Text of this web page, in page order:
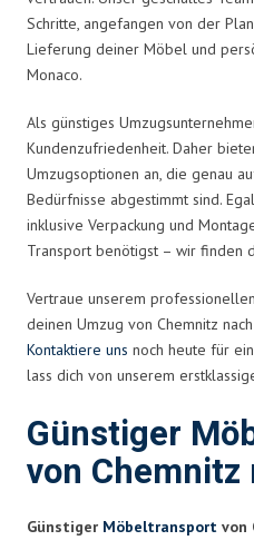
Schritte, angefangen von der
Lieferung deiner Möbel und
Monaco.
Als günstiges
Kundenzufriedenheit. Daher
Umzugsoptionen an, die genau
Bedürfnisse abgestimmt sind.
inklusive Verpackung und
Transport benötigst – wir finden
Vertraue unserem
deinen Umzug von Chemnitz
Kontaktiere uns noch heute für
lass dich von unserem
Günstiger
von
Günstiger Möbeltransport von